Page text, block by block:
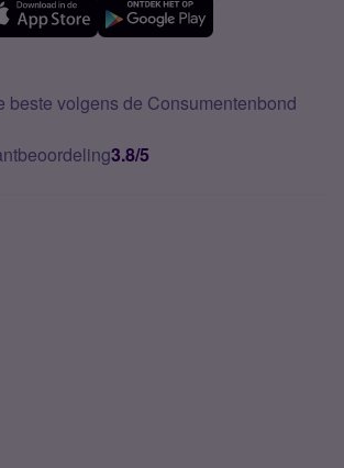
beste volgens de Consumentenbond
3.8/5